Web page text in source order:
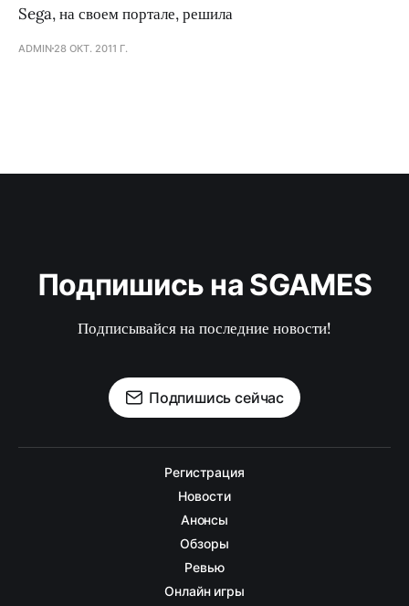
Sega, на своем портале, решила
ADMIN 28 ОКТ. 2011 Г.
Подпишись на SGAMES
Подписывайся на последние новости!
Подпишись сейчас
Регистрация
Новости
Анонсы
Обзоры
Ревью
Онлайн игры